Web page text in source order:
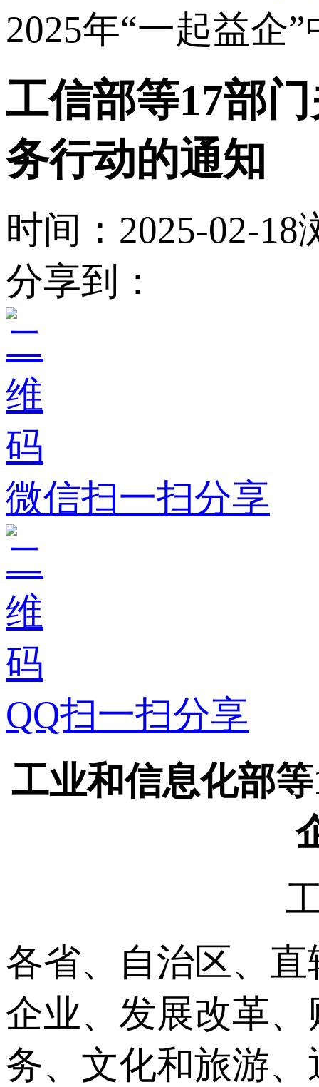
2025年“一起益企
工信部等17部
务行动的通知
时间：2025-02-18
分享到：
微信扫一扫分享
QQ扫一扫分享
工业和信息化部
各省、自治区、
企业、发展改革
务、文化和旅游